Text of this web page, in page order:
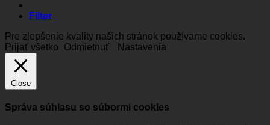
Filter
Pre zlepšenie kvality našich stránok používame cookies.
Prijať všetko
Odmietnuť Nastavenia
Close
Správa súhlasu so súbormi cookies